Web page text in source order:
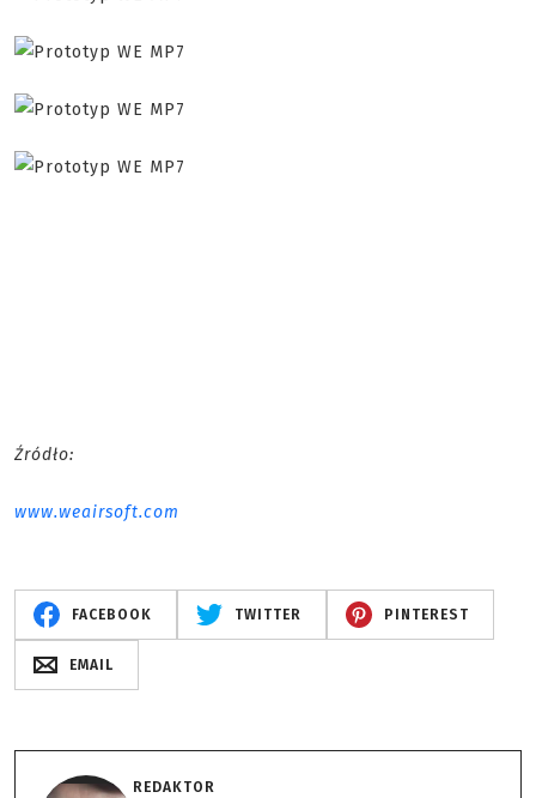
Źródło:
www.weairsoft.com
FACEBOOK TWITTER PINTEREST
EMAIL
REDAKTOR